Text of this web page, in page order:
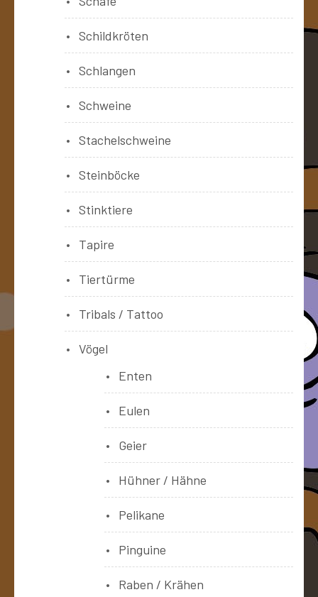
Schildkröten
Schlangen
Schweine
Stachelschweine
Steinböcke
Stinktiere
Tapire
Tiertürme
Tribals / Tattoo
Vögel
Enten
Eulen
Geier
Hühner / Hähne
Pelikane
Pinguine
Raben / Krähen